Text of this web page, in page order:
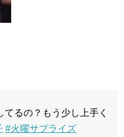
るの？もう少し上手く
#火曜サプライズ